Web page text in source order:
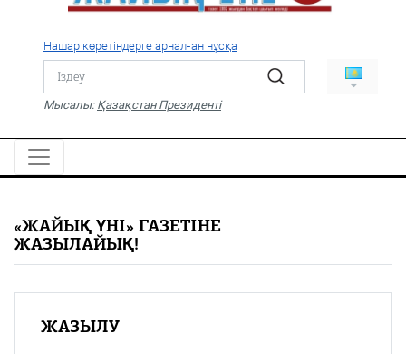
Дені сау ұлт
Спорт
Жалын
PDF
«Жайық үні» — 33 жыл
Каталог
Нашар көретіндерге арналған нұсқа
Мысалы: Қазақстан Президенті
«ЖАЙЫҚ ҮНІ» ГАЗЕТІНЕ
ЖАЗЫЛАЙЫҚ!
ЖАЗЫЛУ